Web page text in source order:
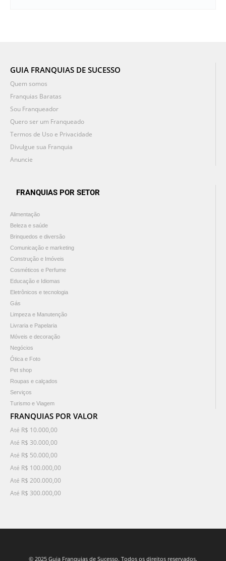
GUIA FRANQUIAS DE SUCESSO
Quem somos
Franquias Baratas
Sou Franqueador
Quero ser um Franqueado
Termos de Uso e Privacidade
Divulgue sua Franquia
Anuncie
FRANQUIAS POR SETOR
Alimentação
Beleza e saúde
Brinquedos e diversão
Comunicação e marketing
Construção e Imóveis
Cosméticos e Perfume
Educação e Idiomas
Eletrônicos e tecnologia
Gás
Limpeza e Manutenção
Livraria e Papelaria
Móveis e decoração
Negócios
Ótica e Foto
Pet shop
Roupas e calçados
Serviços
Turismo e Viagem
FRANQUIAS POR VALOR
Até R$ 10.000,00
Até R$ 30.000,00
Até R$ 50.000,00
Até R$ 100.000,00
Até R$ 200.000,00
Até R$ 300.000,00
© 2025 Guia Franquias de Sucesso. Todos os direitos reservados.